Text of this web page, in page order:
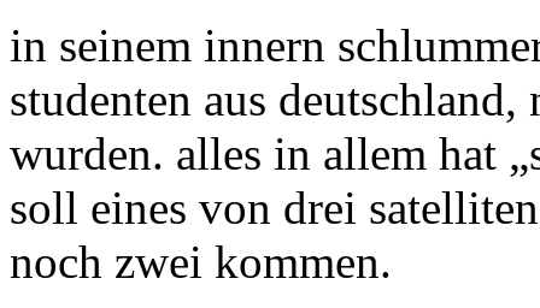
in seinem innern
studenten aus
wurden. alles in allem hat
soll eines von drei
noch zwei kommen.